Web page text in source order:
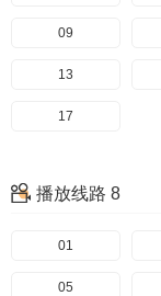
09
13
17
播放线路 8
01
05